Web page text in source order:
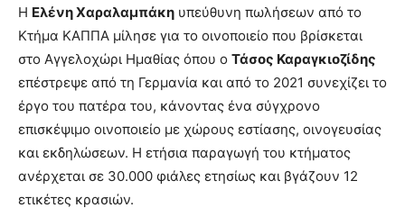
Η Ελένη Χαραλαμπάκη υπεύθυνη πωλήσεων από το
Κτήμα ΚΑΠΠΑ μίλησε για το οινοποιείο που βρίσκεται
στο Αγγελοχώρι Ημαθίας όπου ο Τάσος Καραγκιοζίδης
επέστρεψε από τη Γερμανία και από το 2021 συνεχίζει το
έργο του πατέρα του, κάνοντας ένα σύγχρονο
επισκέψιμο οινοποιείο με χώρους εστίασης, οινογευσίας
και εκδηλώσεων. Η ετήσια παραγωγή του κτήματος
ανέρχεται σε 30.000 φιάλες ετησίως και βγάζουν 12
ετικέτες κρασιών.